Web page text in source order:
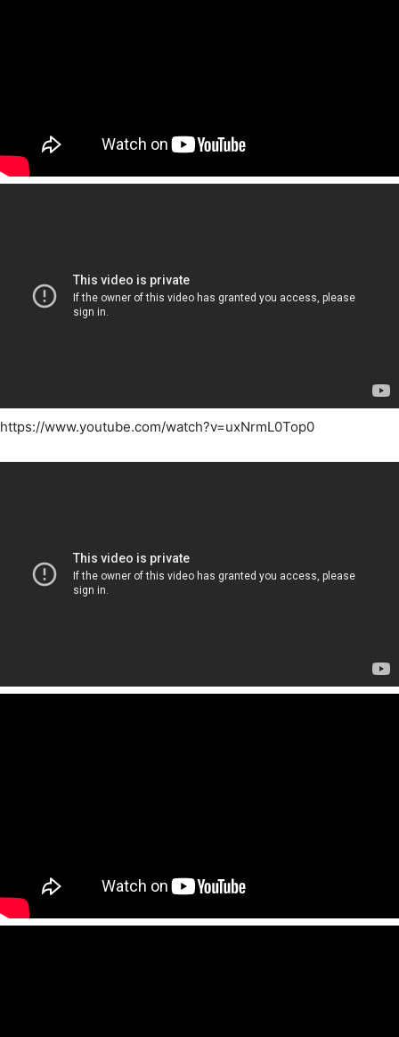
https://www.youtube.com/watch?v=uxNrmL0Top0